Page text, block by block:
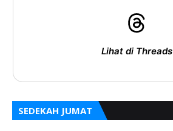
Lihat di Threads
SEDEKAH JUMAT